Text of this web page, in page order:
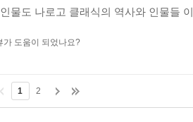
물도 나로고 클래식의 역사와 인물들
가 도움이 되었나요?
1 2